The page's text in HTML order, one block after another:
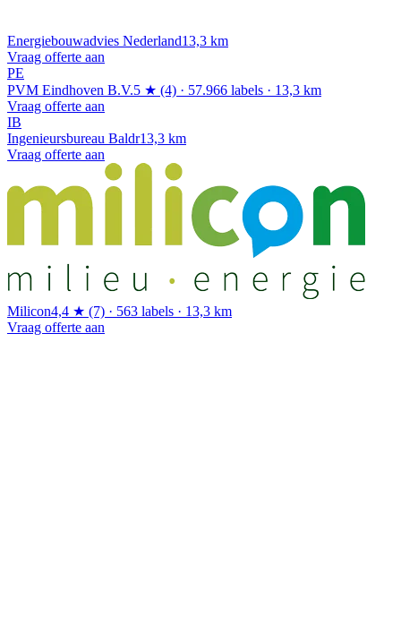
Energiebouwadvies Nederland13,3 km
Vraag offerte aan
PE
PVM Eindhoven B.V.5 ★ (4) · 57.966 labels · 13,3 km
Vraag offerte aan
IB
Ingenieursbureau Baldr13,3 km
Vraag offerte aan
Milicon4,4 ★ (7) · 563 labels · 13,3 km
Vraag offerte aan